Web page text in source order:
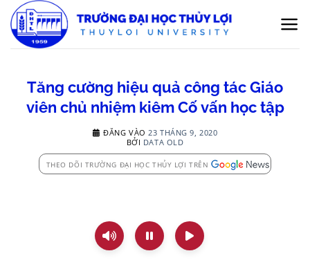
qua
nội
Tăng cường hiệu quả công tác Giáo
viên chủ nhiệm kiêm Cố vấn học tập
ĐĂNG VÀO 23 THÁNG 9, 2020
BỞI DATA OLD
THEO DÕI TRƯỜNG ĐẠI HỌC THỦY LỢI TRÊN